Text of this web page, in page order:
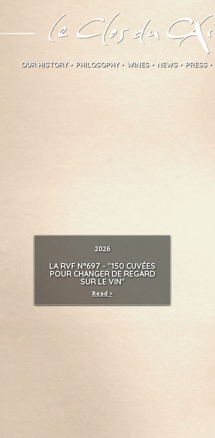
OUR HISTORY PHILOSOPHY WINES NEWS PRESS
2026
LA RVF N°697 - "150 CUVÉES
POUR CHANGER DE REGARD
SUR LE VIN"
Read >